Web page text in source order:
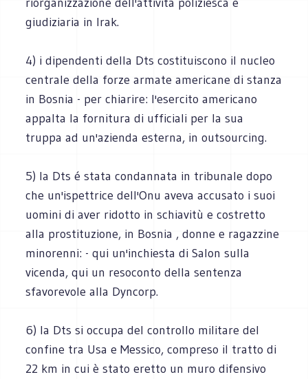
giudiziaria in Irak.
4) i dipendenti della Dts costituiscono il nucleo
centrale della forze armate americane di stanza
in Bosnia - per chiarire: l'esercito americano
appalta la fornitura di ufficiali per la sua
truppa ad un'azienda esterna, in outsourcing.
5) la Dts é stata condannata in tribunale dopo
che un'ispettrice dell'Onu aveva accusato i suoi
uomini di aver ridotto in schiavitù e costretto
alla prostituzione, in Bosnia , donne e ragazzine
minorenni: - qui un'inchiesta di Salon sulla
vicenda, qui un resoconto della sentenza
sfavorevole alla Dyncorp.
6) la Dts si occupa del controllo militare del
confine tra Usa e Messico, compreso il tratto di
22 km in cui è stato eretto un muro difensivo